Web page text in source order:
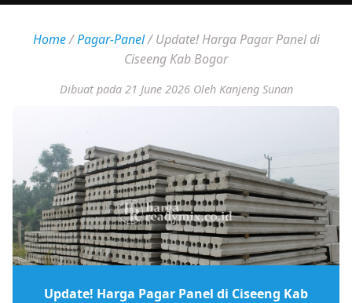
Home/Pagar-Panel/Update! Harga Pagar Panel di
Ciseeng Kab Bogor
Dibuat pada 21 June 2026 Oleh Kanjeng Sunan
Update! Harga Pagar Panel di Ciseeng Kab